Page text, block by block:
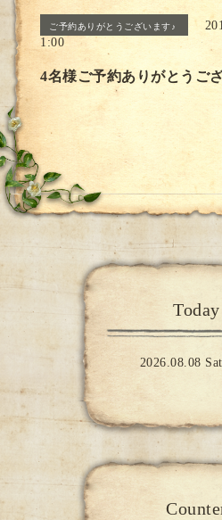
ご予約ありがとうございます♪
1:00
4名様ご予約ありがとうご
Today
2026.08.08